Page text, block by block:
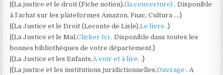
|{La justice et le droit (Fiche notion),(la couverture). Disponible
à l’achat sur les plateformes Amazon, Fnac, Cultura ….}
|{La Justice et le Droit (Leconte de Lisle),Le livre.}
|{La Justice et le Mal,Clicker Ici. Disponible dans toutes les
bonnes bibliothèques de votre département.}
|{La Justice et les Enfants,A voir et à lire..}
|{La justice et les institutions juridictionnelles,Ouvrage. A